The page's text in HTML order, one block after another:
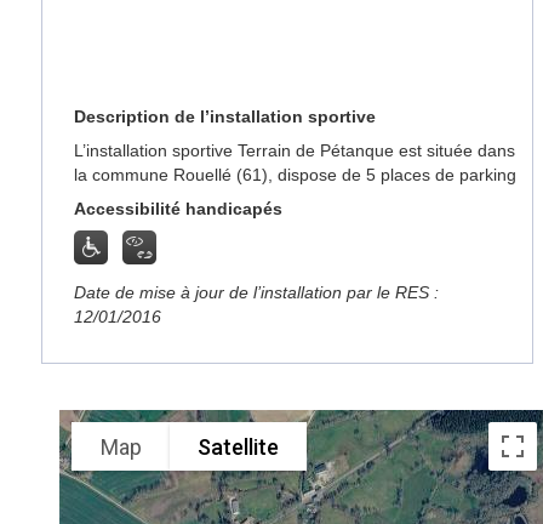
Description de l’installation sportive
L’installation sportive Terrain de Pétanque est située dans
la commune Rouellé (61), dispose de 5 places de parking
Accessibilité handicapés
Date de mise à jour de l’installation par le RES :
12/01/2016
Map Satellite